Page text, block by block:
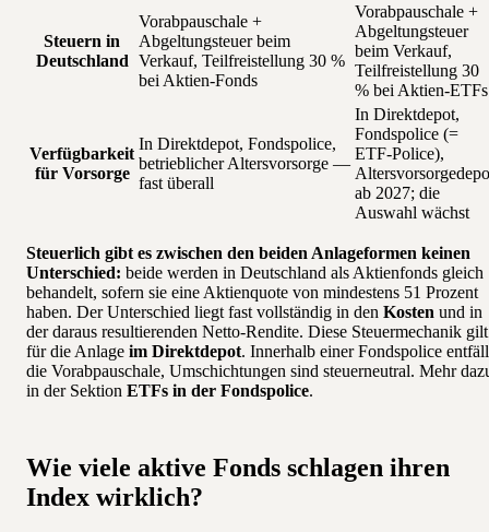
Steuern in
Deutschland
Vorabpauschale +
Abgeltungsteuer beim
Verkauf, Teilfreistellung 30 %
bei Aktien-Fonds
Vorabpauschale +
Abgeltungsteuer
beim Verkauf,
Teilfreistellung 30
% bei Aktien-ETFs
Verfügbarkeit
für Vorsorge
In Direktdepot, Fondspolice,
betrieblicher Altersvorsorge —
fast überall
In Direktdepot,
Fondspolice (=
ETF-Police),
ab 2027; die
Auswahl wächst
Steuerlich gibt es zwischen den beiden Anlageformen keinen
Unterschied: beide werden in Deutschland als Aktienfonds gleich
behandelt, sofern sie eine Aktienquote von mindestens 51 Prozent
haben. Der Unterschied liegt fast vollständig in den Kosten und in
der daraus resultierenden Netto-Rendite. Diese Steuermechanik gilt
für die Anlage im Direktdepot. Innerhalb einer Fondspolice
die Vorabpauschale, Umschichtungen sind steuerneutral. Mehr
in der Sektion ETFs in der Fondspolice.
Wie viele aktive Fonds schlagen ihren
Index wirklich?